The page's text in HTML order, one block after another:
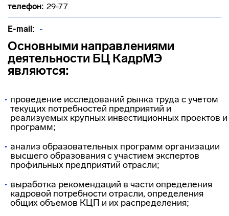
телефон: 29-77
E-mail: -
Основными направлениями
деятельности БЦ КадрМЭ
являются:
проведение исследований рынка труда с учетом
текущих потребностей предприятий и
реализуемых крупных инвестиционных проектов и
программ;
анализ образовательных программ организации
высшего образования с участием экспертов
профильных предприятий отрасли;
выработка рекомендаций в части определения
кадровой потребности отрасли, определения
общих объемов КЦП и их распределения;